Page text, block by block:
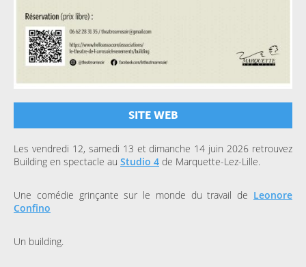
SITE WEB
Les vendredi 12, samedi 13 et dimanche 14 juin 2026 retrouvez
Building en spectacle au Studio 4 de Marquette-Lez-Lille.
Une comédie grinçante sur le monde du travail de Leonore
Confino
Un building.